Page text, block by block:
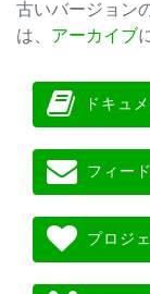
古いバージョン
は、 アーカイブ
ドキュ
フィー
プロジ